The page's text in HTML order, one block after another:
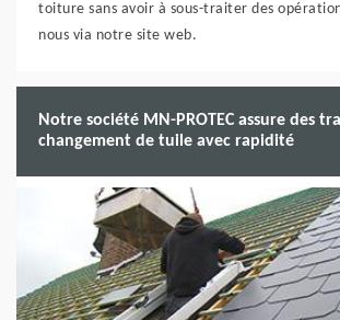
toiture sans avoir à sous-traiter des
nous via notre site web.
Notre société MN-PROTEC assure des
changement de tuile avec rapidité